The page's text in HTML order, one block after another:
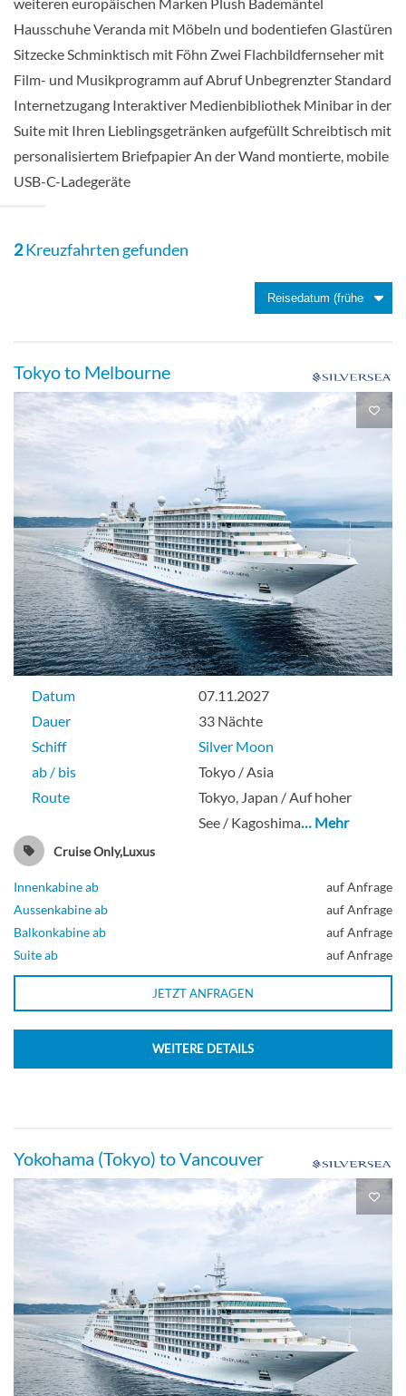
Panorama Suite-[PA]
Deck 9
Suite
Royal 2 Suite-[R2]
Suite
Silver Suite-[S2]
Suite
Silver Suite-[SL]
Deck 9
Suite
Superior Veranda Suite-[SV]
Suite
Hausschuhe Veranda mit Möbeln und bodentiefen Glastüren
Sitzecke Schminktisch mit Föhn Zwei Flachbildfernseher mit
Film- und Musikprogramm auf Abruf Unbegrenzter Standard
Internetzugang Interaktiver Medienbibliothek Minibar in der
Suite mit Ihren Lieblingsgetränken aufgefüllt Schreibtisch mit
personalisiertem Briefpapier An der Wand montierte, mobile
USB-C-Ladegeräte
2Kreuzfahrten gefunden
Tokyo to Melbourne
Datum
07.11.2027
Dauer
33 Nächte
Schiff
Silver Moon
ab / bis
Tokyo / Asia
Route
Tokyo, Japan / Auf hoher
See / Kagoshima… Mehr
Cruise Only,Luxus
Innenkabine ab
auf Anfrage
Aussenkabine ab
auf Anfrage
Balkonkabine ab
auf Anfrage
Suite ab
auf Anfrage
JETZT ANFRAGEN
WEITERE DETAILS
Yokohama (Tokyo) to Vancouver